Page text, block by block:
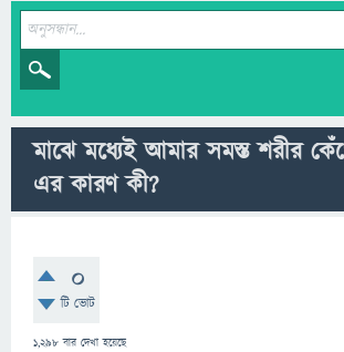
মাঝে মধ্যেই আমার সমস্ত শরীর
এর কারণ কী?
0
টি ভোট
1,298 বার দেখা হয়েছে